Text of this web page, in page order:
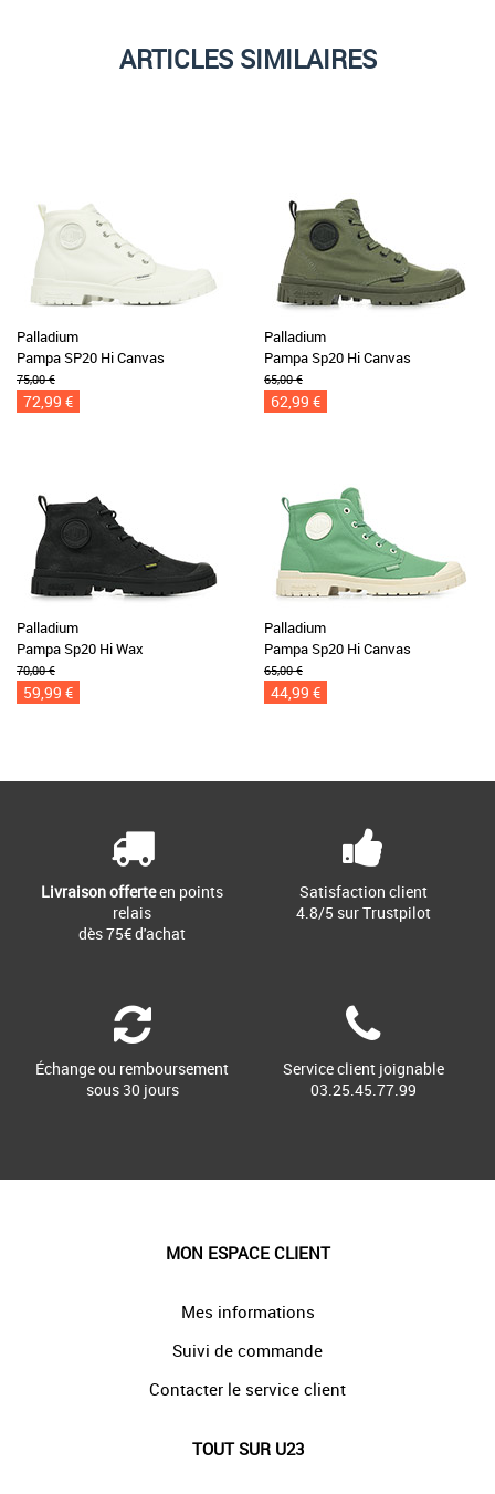
ARTICLES SIMILAIRES
Palladium
Pampa SP20 Hi Canvas
75,00 €
72,99 €
Palladium
Pampa Sp20 Hi Canvas
65,00 €
62,99 €
Palladium
Pampa Sp20 Hi Wax
70,00 €
59,99 €
Palladium
Pampa Sp20 Hi Canvas
65,00 €
44,99 €
Livraison offerteen points
relais
dès 75€ d'achat
Satisfaction client
4.8/5 sur Trustpilot
Échange ou remboursement
sous 30 jours
Service client joignable
03.25.45.77.99
MON ESPACE CLIENT
Mes informations
Suivi de commande
Contacter le service client
TOUT SUR U23